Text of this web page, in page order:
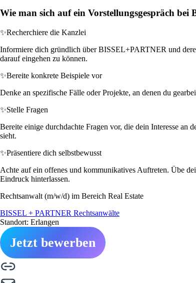
Wie man sich auf ein Vorstellungsgespräch
✨Recherchiere die Kanzlei
Informiere dich gründlich über BISSEL+PARTNER und
darauf eingehen zu können.
✨Bereite konkrete Beispiele vor
Denke an spezifische Fälle oder Projekte, an denen du
✨Stelle Fragen
Bereite einige durchdachte Fragen vor, die dein Interesse
sieht.
✨Präsentiere dich selbstbewusst
Achte auf ein offenes und kommunikatives Auftreten. Übe
Eindruck hinterlassen.
Rechtsanwalt (m/w/d) im Bereich Real Estate
BISSEL + PARTNER Rechtsanwälte
Standort: Erlangen
Jetzt bewerben